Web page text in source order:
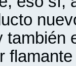
también